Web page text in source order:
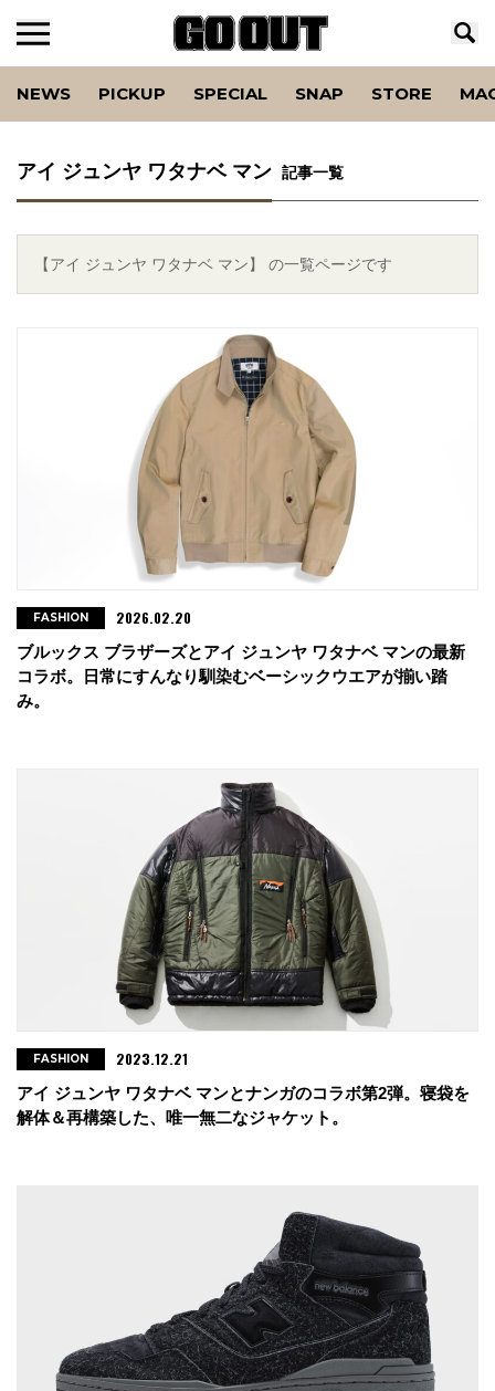
NEWS PICKUP SPECIAL SNAP STORE
アイ ジュンヤ ワタナベ マン 記事一覧
【アイ ジュンヤ ワタナベ マン】 の一覧ページです
ブルックス ブラザーズとアイ ジュンヤ ワタナベ マンの最新
コラボ。日常にすんなり馴染むベーシックウエアが揃い踏
み。
FASHION 2026.02.20
アイ ジュンヤ ワタナベ マンとナンガのコラボ第2弾。寝袋を
解体＆再構築した、唯一無二なジャケット。
FASHION 2023.12.21